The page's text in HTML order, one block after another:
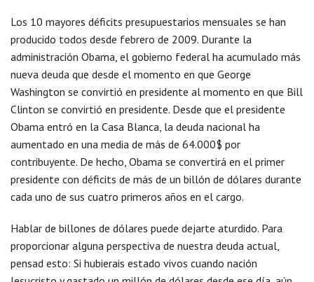
Los 10 mayores déficits presupuestarios mensuales se han
producido todos desde febrero de 2009. Durante la
administración Obama, el gobierno federal ha acumulado más
nueva deuda que desde el momento en que George
Washington se convirtió en presidente al momento en que Bill
Clinton se convirtió en presidente. Desde que el presidente
Obama entró en la Casa Blanca, la deuda nacional ha
aumentado en una media de más de 64.000$ por
contribuyente. De hecho, Obama se convertirá en el primer
presidente con déficits de más de un billón de dólares durante
cada uno de sus cuatro primeros años en el cargo.
Hablar de billones de dólares puede dejarte aturdido. Para
proporcionar alguna perspectiva de nuestra deuda actual,
pensad esto: Si hubierais estado vivos cuando nación